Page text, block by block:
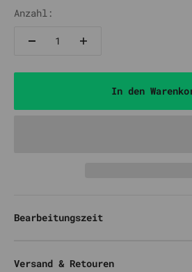
Anzahl:
In den
Bearbeitungszeit
Versand & Retouren